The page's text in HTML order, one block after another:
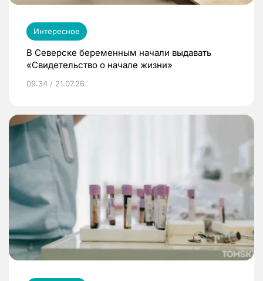
Интересное
В Северске беременным начали выдавать
«Свидетельство о начале жизни»
09:34 / 21.07.26